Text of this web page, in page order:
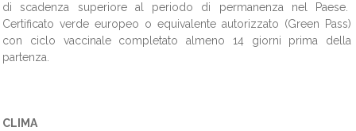
di scadenza superiore al periodo di permanenza nel Paese.
Certificato verde europeo o equivalente autorizzato (Green Pass)
con ciclo vaccinale completato almeno 14 giorni prima della
partenza.
CLIMA